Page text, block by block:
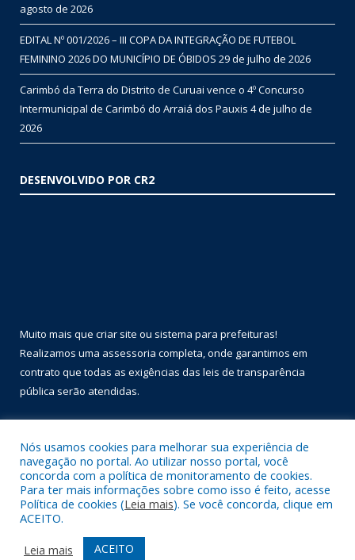
agosto de 2026
EDITAL Nº 001/2026 – III COPA DA INTEGRAÇÃO DE FUTEBOL
FEMININO 2026 DO MUNICÍPIO DE ÓBIDOS 29 de julho de 2026
Carimbó da Terra do Distrito de Curuai vence o 4º Concurso
Intermunicipal de Carimbó do Arraiá dos Pauxis 4 de julho de
2026
DESENVOLVIDO POR CR2
Muito mais que criar site ou sistema para prefeituras!
Realizamos uma assessoria completa, onde garantimos em
contrato que todas as exigências das leis de transparência
pública serão atendidas.
Todos os direitos reservados a Prefeitura Municipal de Óbidos.
Mapa do Site
Acessar Área Administrativa
Nós usamos cookies para melhorar sua experiência de
navegação no portal. Ao utilizar nosso portal, você
concorda com a política de monitoramento de cookies.
Para ter mais informações sobre como isso é feito, acesse
Política de cookies (Leia mais). Se você concorda, clique em
ACEITO.
Leia mais
ACEITO